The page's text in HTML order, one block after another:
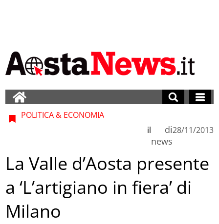
POLITICA & ECONOMIA
di
news
il 28/11/2013
La Valle d’Aosta presente
a ‘L’artigiano in fiera’ di
Milano